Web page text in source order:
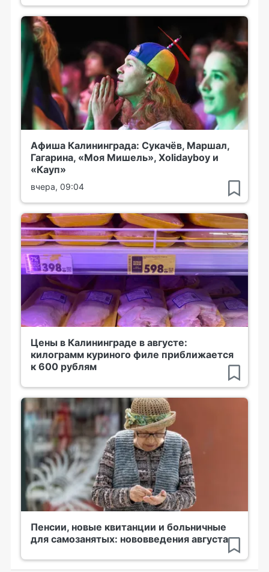
Афиша Калининграда: Сукачёв, Маршал,
Гагарина, «Моя Мишель», Xolidayboy и
«Кауп»
вчера, 09:04
Цены в Калининграде в августе:
килограмм куриного филе приближается
к 600 рублям
Пенсии, новые квитанции и больничные
для самозанятых: нововведения августа